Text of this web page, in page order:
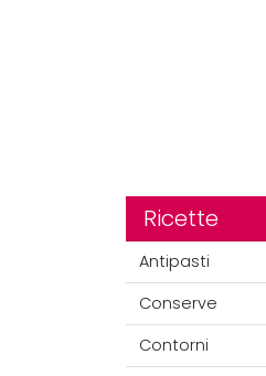
Ricette
Antipasti
Conserve
Contorni